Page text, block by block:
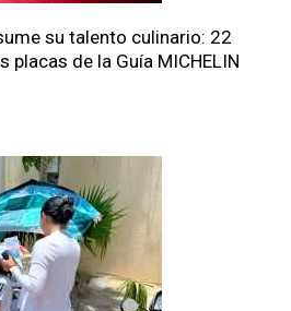
su talento culinario: 22
placas de la Guía MICHELIN